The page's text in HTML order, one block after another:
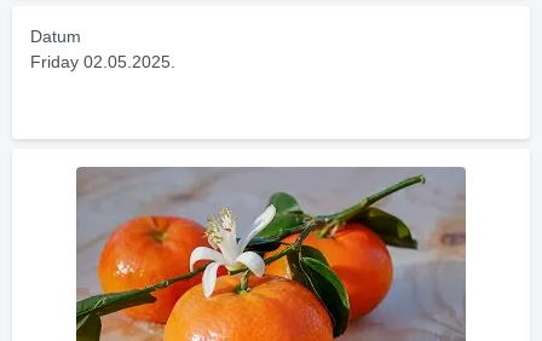
Datum
Friday 02.05.2025.